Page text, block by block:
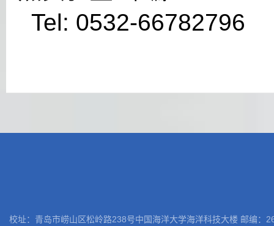
Tel: 0532-66782796
校址：青岛市崂山区松岭路238号中国海洋大学海洋科技大楼 邮编